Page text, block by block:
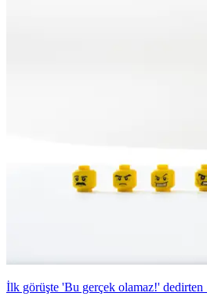
İlk görüşte 'Bu gerçek olamaz!'